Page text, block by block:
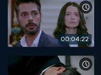
00:04:22